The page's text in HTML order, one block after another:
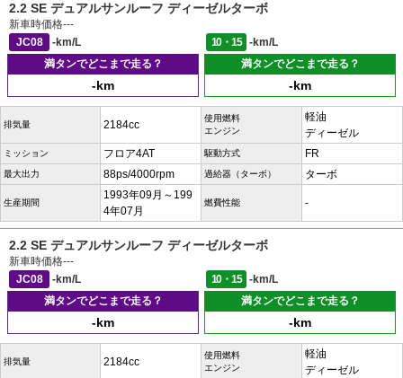
2.2 SE デュアルサンルーフ ディーゼルターボ
新車時価格---
JC08
-km/L 10・15
-km/L
満タンでどこまで走る？
-km
満タンでどこまで走る？
-km
排気量 2184cc
使用燃料
エンジン
軽油
ディーゼル
ミッション フロア4AT 駆動方式 FR
最大出力 88ps/4000rpm 過給器（ターボ） ターボ
生産期間
1993年09月～199
4年07月
燃費性能 -
2.2 SE デュアルサンルーフ ディーゼルターボ
新車時価格---
JC08
-km/L 10・15
-km/L
満タンでどこまで走る？
-km
満タンでどこまで走る？
-km
排気量 2184cc
使用燃料
エンジン
軽油
ディーゼル